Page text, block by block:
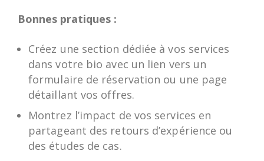
Bonnes pratiques :
Créez une section dédiée à vos services
dans votre bio avec un lien vers un
formulaire de réservation ou une page
détaillant vos offres.
Montrez l’impact de vos services en
partageant des retours d’expérience ou
des études de cas.